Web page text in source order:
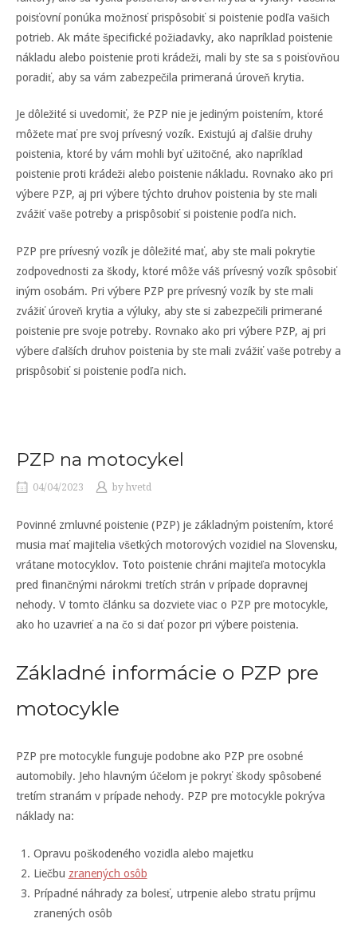
poisťovní ponúka možnosť prispôsobiť si poistenie podľa vašich
potrieb. Ak máte špecifické požiadavky, ako napríklad poistenie
nákladu alebo poistenie proti krádeži, mali by ste sa s poisťovňou
poradiť, aby sa vám zabezpečila primeraná úroveň krytia.
Je dôležité si uvedomiť, že PZP nie je jediným poistením, ktoré
môžete mať pre svoj prívesný vozík. Existujú aj ďalšie druhy
poistenia, ktoré by vám mohli byť užitočné, ako napríklad
poistenie proti krádeži alebo poistenie nákladu. Rovnako ako pri
výbere PZP, aj pri výbere týchto druhov poistenia by ste mali
zvážiť vaše potreby a prispôsobiť si poistenie podľa nich.
PZP pre prívesný vozík je dôležité mať, aby ste mali pokrytie
zodpovednosti za škody, ktoré môže váš prívesný vozík spôsobiť
iným osobám. Pri výbere PZP pre prívesný vozík by ste mali
zvážiť úroveň krytia a výluky, aby ste si zabezpečili primerané
poistenie pre svoje potreby. Rovnako ako pri výbere PZP, aj pri
výbere ďalších druhov poistenia by ste mali zvážiť vaše potreby a
prispôsobiť si poistenie podľa nich.
PZP na motocykel
04/04/2023 by hvetd
Povinné zmluvné poistenie (PZP) je základným poistením, ktoré
musia mať majitelia všetkých motorových vozidiel na Slovensku,
vrátane motocyklov. Toto poistenie chráni majiteľa motocykla
pred finančnými nárokmi tretích strán v prípade dopravnej
nehody. V tomto článku sa dozviete viac o PZP pre motocykle,
ako ho uzavrieť a na čo si dať pozor pri výbere poistenia.
Základné informácie o PZP pre
motocykle
PZP pre motocykle funguje podobne ako PZP pre osobné
automobily. Jeho hlavným účelom je pokryť škody spôsobené
tretím stranám v prípade nehody. PZP pre motocykle pokrýva
náklady na:
Opravu poškodeného vozidla alebo majetku
Liečbu zranených osôb
Prípadné náhrady za bolesť, utrpenie alebo stratu príjmu
zranených osôb